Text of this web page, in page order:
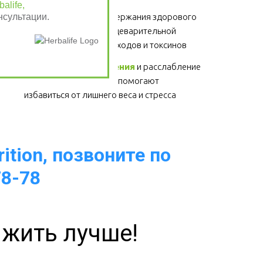
Клетчатка
- для поддержания здорового
функционирования пищеварительной
системы, выведение отходов и токсинов
Физические упражнения и расслабление
- для здоровья сердца, помогают
избавиться от лишнего веса и стресса
позвоните по
78
лучше!